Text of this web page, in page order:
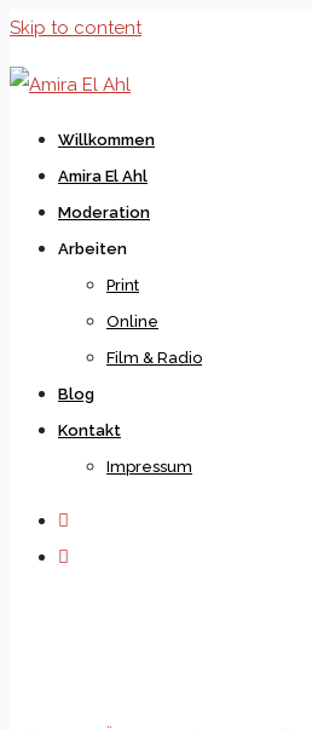
Skip to content
Willkommen
Amira El Ahl
Moderation
Arbeiten
Print
Online
Film & Radio
Blog
Kontakt
Impressum